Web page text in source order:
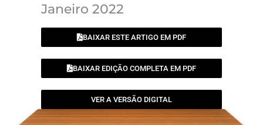
Janeiro 2022
BAIXAR ESTE ARTIGO EM PDF
BAIXAR EDIÇÃO COMPLETA EM PDF
VER A VERSÃO DIGITAL